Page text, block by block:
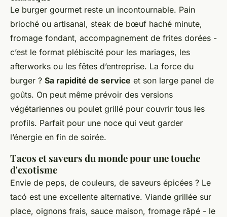
Le burger gourmet reste un incontournable. Pain
brioché ou artisanal, steak de bœuf haché minute,
fromage fondant, accompagnement de frites dorées -
c’est le format plébiscité pour les mariages, les
afterworks ou les fêtes d’entreprise. La force du
burger ? Sa rapidité de service et son large panel de
goûts. On peut même prévoir des versions
végétariennes ou poulet grillé pour couvrir tous les
profils. Parfait pour une noce qui veut garder
l’énergie en fin de soirée.
Tacos et saveurs du monde pour une touche
d'exotisme
Envie de peps, de couleurs, de saveurs épicées ? Le
tacó est une excellente alternative. Viande grillée sur
place, oignons frais, sauce maison, fromage râpé - le